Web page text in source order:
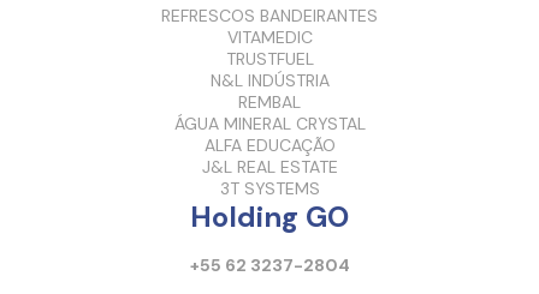
REFRESCOS BANDEIRANTES
VITAMEDIC
TRUSTFUEL
N&L INDÚSTRIA
REMBAL
ÁGUA MINERAL CRYSTAL
ALFA EDUCAÇÃO
J&L REAL ESTATE
3T SYSTEMS
Holding GO
+55 62 3237-2804